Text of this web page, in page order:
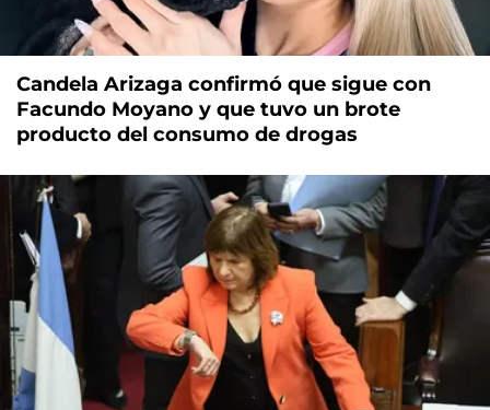
Candela Arizaga confirmó que sigue con
Facundo Moyano y que tuvo un brote
producto del consumo de drogas